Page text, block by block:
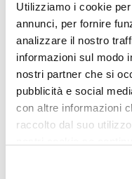
Utilizziamo i cookie
annunci, per fornire
analizzare il nostro
informazioni sul modo
nostri partner che si
pubblicità e social
con altre informazioni
raccolto dal suo
laboratori di
condizioni di
collaborazione
Clienti.
I sistemi filtranti
– Distribuzione
all’interno del
– Eliminazione